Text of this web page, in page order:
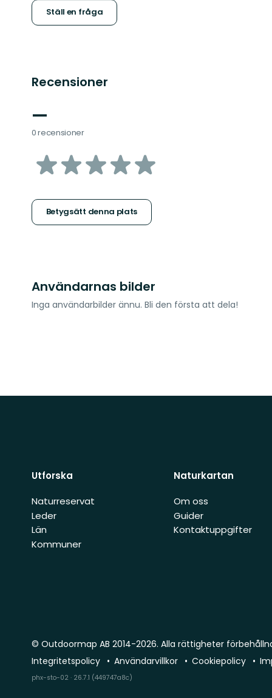
Ställ en fråga
Recensioner
—
0 recensioner
av
stjärnor
Betygsätt denna plats
Användarnas bilder
Inga användarbilder ännu. Bli den första att dela!
Utforska
Naturreservat
Leder
Län
Kommuner
Naturkartan
Om oss
Guider
Kontaktuppgifter
© Outdoormap AB 2014-2026. Alla rättigheter
Integritetspolicy
Användarvillkor Cookiepolicy
phx-sto-02 · 26.7.1 (449747a8c)